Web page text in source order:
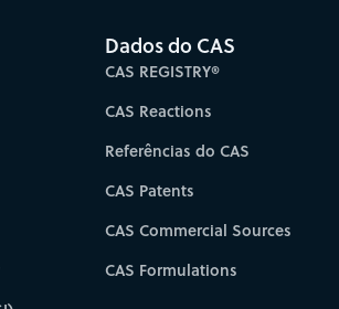
Dados do CAS
CAS REGISTRY®
CAS Reactions
Referências do CAS
CAS Patents
CAS Commercial Sources
CAS Formulations